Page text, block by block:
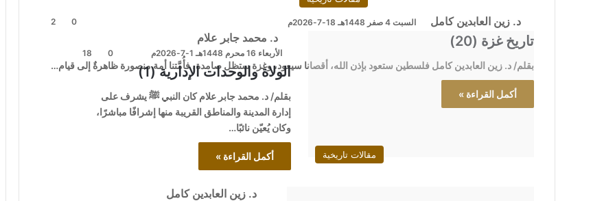
د. زين العابدين كامل السبت 4 صفر 1448هـ 18-7-2026م 0
2
تاريخ غزة (20)
بقلم/ د. زين العابدين كامل فلسطين ستعود بإذن الله، أقصانا سيعود، وغزة ستظل صامدة، فأُمَّتنا أمة منصورة ظاهرةٌ إلى قيام…
أكمل القراءة »
مقالات تاريخية
د. محمد جابر علام
الأربعاء 16 محرم 1448هـ 1-7-2026م 0
18
الولاة والوحدات الإدارية (1)
بقلم/ د. محمد جابر علام كان النبي ﷺ يشرف على
إدارة المدينة والمناطق القريبة منها إشرافًا مباشرًا،
وكان يُعيّن نائبًا…
أكمل القراءة »
د. زين العابدين كامل